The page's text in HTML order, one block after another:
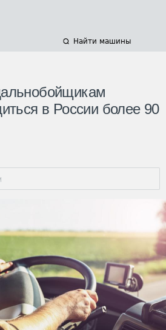
Найти машины
в России более 90